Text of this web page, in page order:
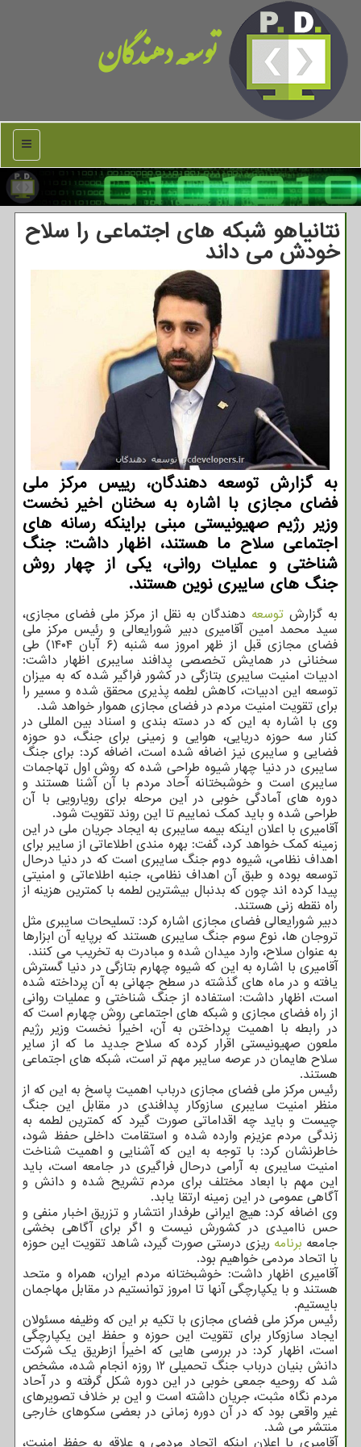
توسعه دهندگان
منو
نتانیاهو شبکه های اجتماعی را سلاح
خودش می داند
به گزارش توسعه دهندگان، رییس مرکز ملی
فضای مجازی با اشاره به سخنان اخیر نخست
وزیر رژیم صهیونیستی مبنی براینکه رسانه های
اجتماعی سلاح ما هستند، اظهار داشت: جنگ
شناختی و عملیات روانی، یکی از چهار روش
جنگ های سایبری نوین هستند.
به گزارش توسعه دهندگان به نقل از مرکز ملی فضای مجازی،
سید محمد امین آقامیری دبیر شورایعالی و رئیس مرکز ملی
فضای مجازی قبل از ظهر امروز سه شنبه (۶ آبان ۱۴۰۴) طی
سخنانی در همایش تخصصی پدافند سایبری اظهار داشت:
ادبیات امنیت سایبری بتازگی در کشور فراگیر شده که به میزان
توسعه این ادبیات، کاهش لطمه پذیری محقق شده و مسیر را
برای تقویت امنیت مردم در فضای مجازی هموار خواهد شد.
وی با اشاره به این که در دسته بندی و اسناد بین المللی در
کنار سه حوزه دریایی، هوایی و زمینی برای جنگ، دو حوزه
فضایی و سایبری نیز اضافه شده است، اضافه کرد: برای جنگ
سایبری در دنیا چهار شیوه طراحی شده که روش اول تهاجمات
سایبری است و خوشبختانه آحاد مردم با آن آشنا هستند و
دوره های آمادگی خوبی در این مرحله برای رویارویی با آن
طراحی شده و باید کمک نماییم تا این روند تقویت شود.
آقامیری با اعلان اینکه بیمه سایبری به ایجاد جریان ملی در این
زمینه کمک خواهد کرد، گفت: بهره مندی اطلاعاتی از سایبر برای
اهداف نظامی، شیوه دوم جنگ سایبری است که در دنیا درحال
توسعه بوده و طبق آن اهداف نظامی، جنبه اطلاعاتی و امنیتی
پیدا کرده اند چون که بدنبال بیشترین لطمه با کمترین هزینه از
راه نقطه زنی هستند.
دبیر شورایعالی فضای مجازی اشاره کرد: تسلیحات سایبری مثل
تروجان ها، نوع سوم جنگ سایبری هستند که برپایه آن ابزارها
به عنوان سلاح، وارد میدان شده و مبادرت به تخریب می کنند.
آقامیری با اشاره به این که شیوه چهارم بتازگی در دنیا گسترش
یافته و در ماه های گذشته در سطح جهانی به آن پرداخته شده
است، اظهار داشت: استفاده از جنگ شناختی و عملیات روانی
از راه فضای مجازی و شبکه های اجتماعی روش چهارم است که
در رابطه با اهمیت پرداختن به آن، اخیراً نخست وزیر رژیم
ملعون صهیونیستی اقرار کرده که سلاح جدید ما که از سایر
سلاح هایمان در عرصه سایبر مهم تر است، شبکه های اجتماعی
هستند.
رئیس مرکز ملی فضای مجازی درباب اهمیت پاسخ به این که از
منظر امنیت سایبری سازوکار پدافندی در مقابل این جنگ
چیست و باید چه اقداماتی صورت گیرد که کمترین لطمه به
زندگی مردم عزیزم وارده شده و استقامت داخلی حفظ شود،
خاطرنشان کرد: با توجه به این که آشنایی و اهمیت شناخت
امنیت سایبری به آرامی درحال فراگیری در جامعه است، باید
این مهم با ابعاد مختلف برای مردم تشریح شده و دانش و
آگاهی عمومی در این زمینه ارتقا یابد.
وی اضافه کرد: هیچ ایرانی طرفدار انتشار و تزریق اخبار منفی و
حس ناامیدی در کشورش نیست و اگر برای آگاهی بخشی
جامعه برنامه ریزی درستی صورت گیرد، شاهد تقویت این حوزه
با اتحاد مردمی خواهیم بود.
آقامیری اظهار داشت: خوشبختانه مردم ایران، همراه و متحد
هستند و با یکپارچگی آنها تا امروز توانستیم در مقابل مهاجمان
بایستیم.
رئیس مرکز ملی فضای مجازی با تکیه بر این که وظیفه مسئولان
ایجاد سازوکار برای تقویت این حوزه و حفظ این یکپارچگی
است، اظهار کرد: در بررسی هایی که اخیراً ازطریق یک شرکت
دانش بنیان درباب جنگ تحمیلی ۱۲ روزه انجام شده، مشخص
شد که روحیه جمعی خوبی در این دوره شکل گرفته و در آحاد
مردم نگاه مثبت، جریان داشته است و این بر خلاف تصویرهای
غیر واقعی بود که در آن دوره زمانی در بعضی سکوهای خارجی
منتشر می شد.
آقامیری با اعلان اینکه اتحاد مردمی و علاقه به حفظ امنیت،